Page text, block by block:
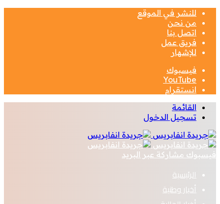
للنشر في الموقع
من نحن
اتصل بنا
فريق عمل
للإشهار
فيسبوك
‫YouTube
انستقرام
القائمة
تسجيل الدخول
فيسبوك مشاركة عبر البريد
الرئيسية
أخبار وطنية